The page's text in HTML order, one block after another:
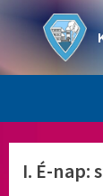
content
I. É-nap: